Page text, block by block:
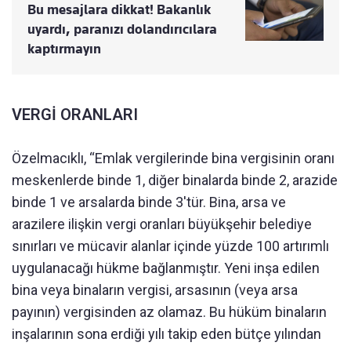
Bu mesajlara dikkat! Bakanlık
uyardı, paranızı dolandırıcılara
kaptırmayın
VERGİ ORANLARI
Özelmacıklı, “Emlak vergilerinde bina vergisinin oranı
meskenlerde binde 1, diğer binalarda binde 2, arazide
binde 1 ve arsalarda binde 3'tür. Bina, arsa ve
arazilere ilişkin vergi oranları büyükşehir belediye
sınırları ve mücavir alanlar içinde yüzde 100 artırımlı
uygulanacağı hükme bağlanmıştır. Yeni inşa edilen
bina veya binaların vergisi, arsasının (veya arsa
payının) vergisinden az olamaz. Bu hüküm binaların
inşalarının sona erdiği yılı takip eden bütçe yılından